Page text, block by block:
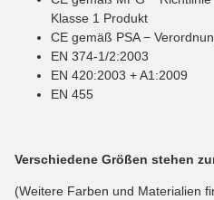
Klasse 1 Produkt
CE gemäß PSA −
EN 374-1/2:2003
EN 420:2003 + A1:2009
EN 455
Verschiedene Größen stehen
(Weitere Farben und Materialien